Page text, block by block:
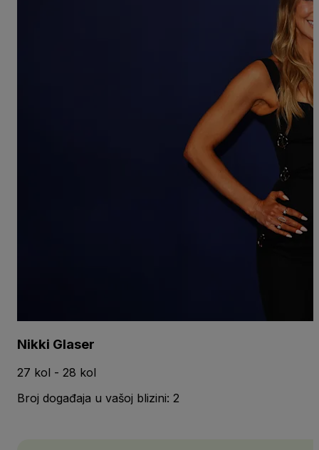
Nikki Glaser
27 kol - 28 kol
Broj događaja u vašoj blizini: 2